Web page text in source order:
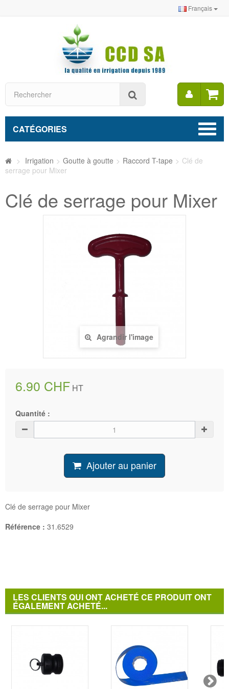
Français
Mon
CATÉGORIES
> Irrigation > Goutte à goutte > Raccord T-tape > Clé de
serrage pour Mixer
Clé de serrage pour Mixer
Agrandir l'image
6.90 CHF HT
Quantité :
Ajouter au panier
Clé de serrage pour Mixer
Référence : 31.6529
LES CLIENTS QUI ONT ACHETÉ CE PRODUIT ONT
ÉGALEMENT ACHETÉ...